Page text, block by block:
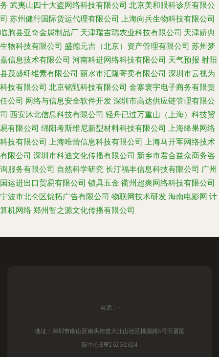
务 武夷山四十大盗网络科技有限公司 北京美和眼科诊所有限公
司 苏州健行国际货运代理有限公司 上海向兵生物科技有限公司
临朐县亚奇金属制品厂 天津瑞吉瑞农业科技有限公司 天津娇典
生物科技有限公司 盛德元吉（北京）资产管理有限公司 苏州梦
嘉信息技术有限公司 河南科进网络科技有限公司 天气预报 射阳
县茂盛纤维素有限公司 丽水市汇隆寄卖有限公司 深圳市云视为
科技有限公司 北京铭甄科技有限公司 金寨寰宇电子商务有限责
任公司 网络与信息安全软件开发 深圳市高达供应链管理有限公
司 西安沐北信息科技有限公司 轻舟已过万重山（上海）科技贸
易有限公司 绵阳考斯维尼新型材料科技有限公司 上海绛果网络
科技有限公司 上海唯蕾信息科技有限公司 上海马开军网络技术
有限公司 深圳市科迪文化传播有限公司 新乡市君合益众商务咨
询服务有限公司 自然科学研究 长汀福丰信息科技有限公司 广州
国运进出口贸易有限公司 锁具五金 衢州超爽网络科技有限公司
宁波市北仑区锦拓广告有限公司 物联网技术研发 海南电影网 计
算机网络 郑州智之源文化传播有限公司
电话：-
地址：深圳市南山区南头街道大汪山社区桃园路8号田厦国
际中心B座2623-2624